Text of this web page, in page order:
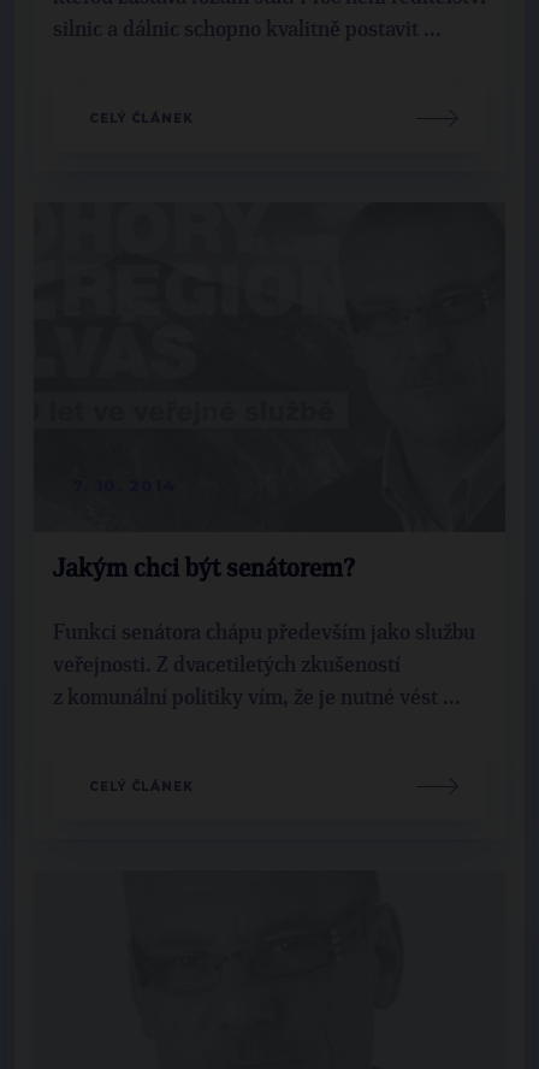
silnic a dálnic schopno kvalitně postavit ...
CELÝ ČLÁNEK
Jakým chci být senátorem?
Funkci senátora chápu především jako službu
veřejnosti. Z dvacetiletých zkušeností
z komunální politiky vím, že je nutné vést ...
CELÝ ČLÁNEK